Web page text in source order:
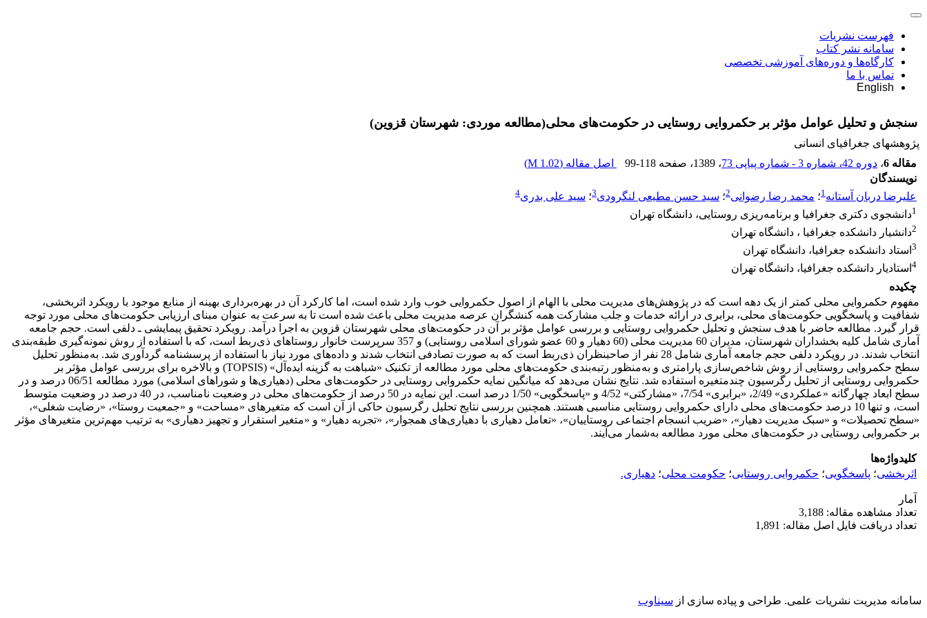
فهرست نشریات
سامانه نشر کتاب
کارگاه‌ها و دوره‌های آموزشی تخصصی
تماس با ما
English
سنجش و تحلیل عوامل مؤثر بر حکمروایی روستایی در حکومت‌های محلی(مطالعه موردی: شهرستان قزوین)
پژوهشهای جغرافیای انسانی
مقاله 6
، دوره 42، شماره 3 - شماره پیاپی 73 ، 1389 ، صفحه 99-118 اصل مقاله (1.02 M
)
نویسندگان
علیرضا دربان آستانه1؛ محمد رضا رضوانی2؛ سید حسن مطیعی لنگرودی3؛ سید علی بدری4
1دانشجوی دکتری جغرافیا و برنامه‌ریزی روستایی، دانشگاه تهران
2دانشیار دانشکده جغرافیا ، دانشگاه تهران
3 استاد دانشکده جغرافیا، دانشگاه تهران
4 استادیار دانشکده جغرافیا، دانشگاه تهران
چکیده
مفهوم حکمروایی محلی کمتر از یک دهه است که در پژوهش‌های مدیریت محلی با الهام از اصول حکمروایی خوب وارد شده است، اما کارکرد آن در بهره‌برداری بهینه از منابع موجود با رویکرد اثربخشی،
شفافیت و پاسخگویی حکومت‌های محلی، برابری در ارائه خدمات و جلب مشارکت همه کنشگران عرصه مدیریت محلی باعث شده است تا به سرعت به عنوان مبنای ارزیابی حکومت‌های محلی مورد توجه
قرار گیرد. مطالعه حاضر با هدف سنجش و تحلیل حکمروایی روستایی و بررسی عوامل مؤثر بر آن در حکومت‌های محلی شهرستان قزوین به اجرا درآمد. رویکرد تحقیق پیمایشی ـ دلفی است. حجم جامعه
آماری شامل کلیه بخشداران شهرستان، مدیران 60 مدیریت محلی (60 دهیار و 60 عضو شورای اسلامی روستایی) و 357 سرپرست خانوار روستاهای ذی‌ربط است، که با استفاده از روش‌ نمونه‌‌گیری طبقه‌بندی
انتخاب شدند. در رویکرد دلفی حجم جامعه آماری شامل 28 نفر از صاحبنظران ذی‌ربط است که به صورت تصادفی انتخاب شدند و داده‌های مورد نیاز با استفاده از پرسشنامه گرد‌آوری شد. به‌منظور تحلیل
سطح حکمروایی روستایی از روش شاخص‌سازی پارامتری و به‌منظور رتبه‌بندی حکومت‌های محلی مورد مطالعه از تکنیک «شباهت به گزینه ایده‌آل» (TOPSIS) و بالاخره برای بررسی عوامل مؤثر بر
حکمروایی روستایی از تحلیل رگرسیون چندمتغیره استفاده شد. نتایج نشان می‌دهد که میانگین نمایه حکمروایی روستایی در حکومت‌های محلی (دهیاری‌ها و شوراهای اسلامی) مورد مطالعه 06/51 درصد و در
سطح ابعاد چهارگانه «عملکردی» 2/49، «برابری» 7/54، «مشارکتی» 4/52 و «پاسخگویی» 1/50 درصد است. این نمایه در 50 درصد از حکومت‌های محلی در وضعیت نامناسب، در 40 درصد در وضعیت متوسط
است، و تنها 10 درصد حکومت‌های محلی دارای حکمروایی روستایی مناسبی هستند. همچنین بررسی نتایج تحلیل رگرسیون حاکی از آن است که متغیرهای «مساحت» و «جمعیت روستا»، «رضایت شغلی»،
«سطح تحصیلات» و «سبک مدیریت دهیار»، «ضریب انسجام اجتماعی روستاییان»، «تعامل دهیاری با دهیاری‌های همجوار»، «تجربه دهیار» و «متغیر استقرار و تجهیز دهیاری» به ترتیب مهم‌ترین متغیرهای مؤثر
بر حکمروایی روستایی در حکومت‌های محلی مورد مطالعه به‌شمار می‌آیند.
کلیدواژه‌ها
اثربخشی؛ پاسخگویی؛ حکمروایی روستایی؛ حکومت محلی؛ دهیاری.
آمار
تعداد مشاهده مقاله: 3,188
تعداد دریافت فایل اصل مقاله: 1,891
سامانه مدیریت نشریات علمی. طراحی و پیاده سازی از سیناوب